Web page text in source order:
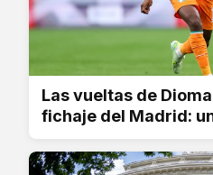
Las vueltas de
fichaje del Madrid: